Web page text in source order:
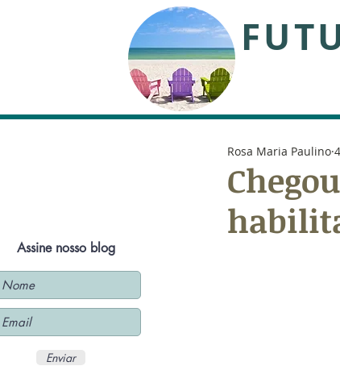
Assine nosso blog
Enviar
Rosa Maria Paulino